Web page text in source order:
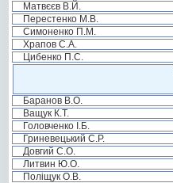
Матвєєв В.Й.
Перестенко М.В.
Симоненко П.М.
Храпов С.А.
Цибенко П.С.
Баранов В.О.
Ващук К.Т.
Головченко І.Б.
Гриневецький С.Р.
Довгий С.О.
Литвин Ю.О.
Поліщук О.В.